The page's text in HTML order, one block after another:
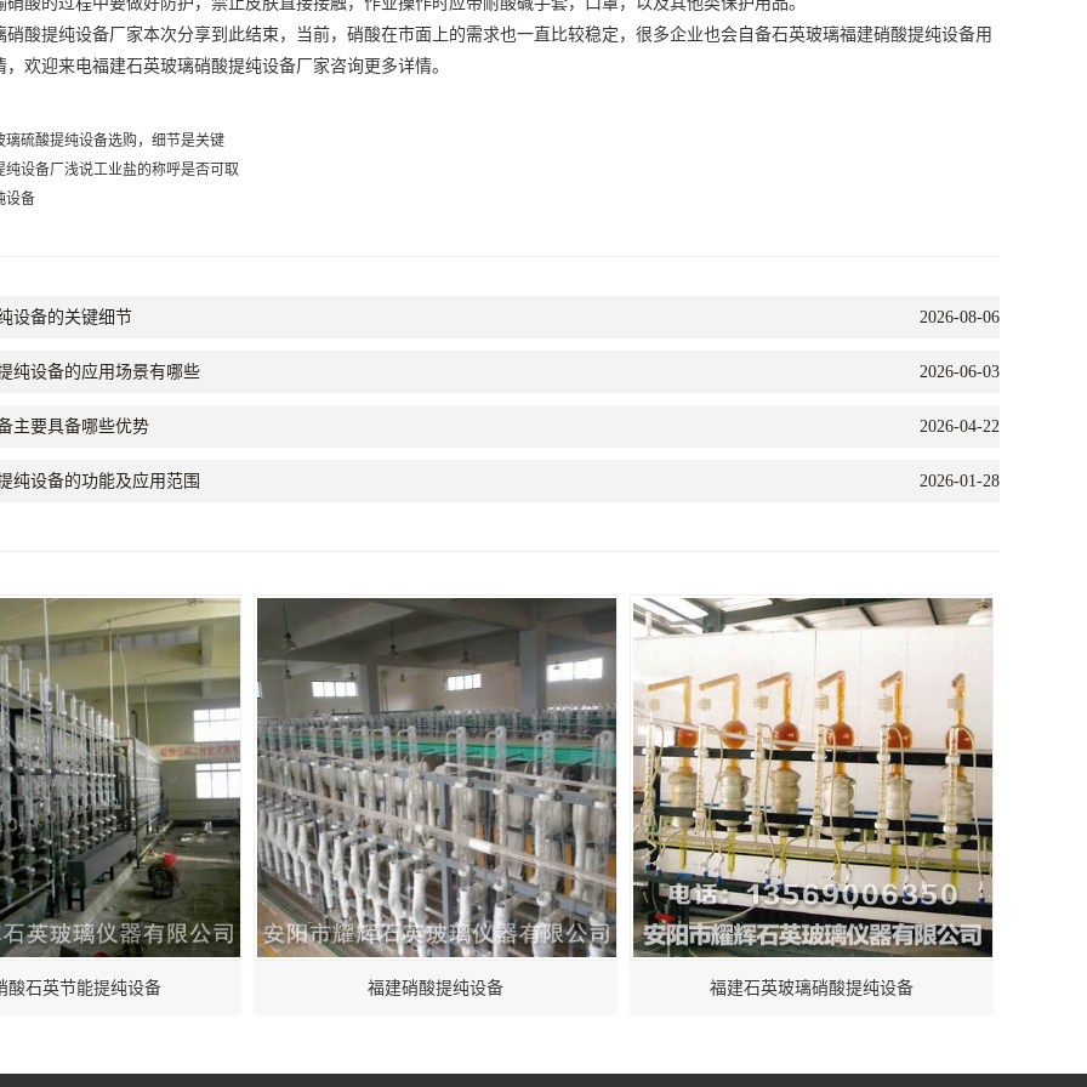
硝酸提纯设备厂家本次分享到此结束，当前，硝酸在市面上的需求也一直比较稳定，很多企业也会自备石英玻璃福建硝酸提纯设备用
，欢迎来电福建石英玻璃硝酸提纯设备厂家咨询更多详情。
硫酸提纯设备选购，细节是关键
设备厂浅说工业盐的称呼是否可取
设备
设备的关键细节 2026-08-06
纯设备的应用场景有哪些 2026-06-03
主要具备哪些优势 2026-04-22
纯设备的功能及应用范围 2026-01-28
酸石英节能提纯设备 福建硝酸提纯设备 福建石英玻璃硝酸提纯设备